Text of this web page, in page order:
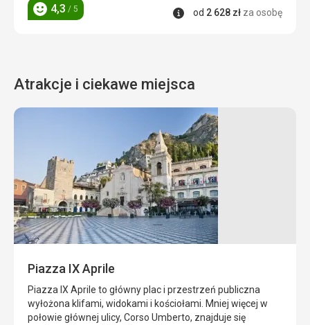
Ocena
4,3 / 5 Informacje
od 2 628 zł za osobę
Atrakcje i ciekawe miejsca
Piazza IX Aprile
Piazza IX Aprile to główny plac i przestrzeń publiczna
wyłożona klifami, widokami i kościołami. Mniej więcej w
połowie głównej ulicy, Corso Umberto, znajduje się
to
mała
wyspa,
która
stanowi
centrum
Znajduje
Dionizosa
Ucho
Dionizosa
to
wapienna
jaskinia
Temenites